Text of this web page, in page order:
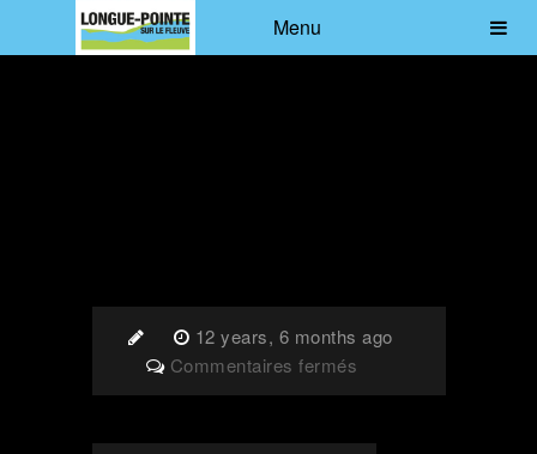
Menu
12 years, 6 months ago
Commentaires fermés
103-